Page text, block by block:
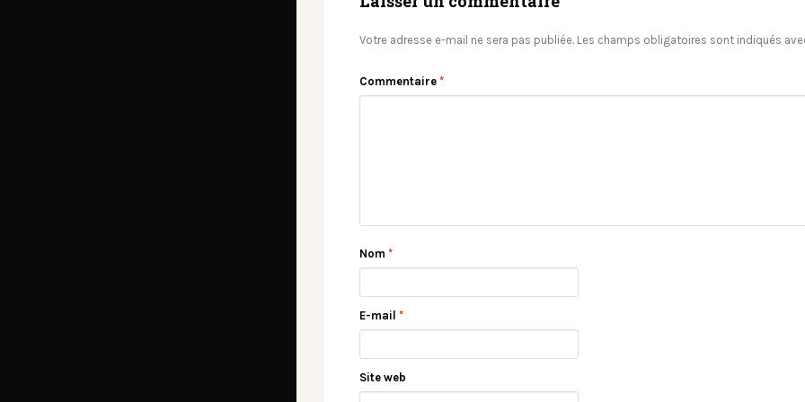
Votre adresse e-mail ne sera pas publiée. Les champs obligatoires sont indiqués
Commentaire *
Nom *
E-mail *
Site web